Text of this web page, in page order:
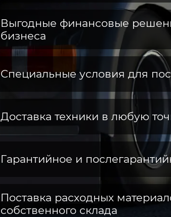
Выгодные финансовые
бизнеса
Специальные условия для
Доставка техники в любую
Гарантийное и
Поставка расходных
собственного склада